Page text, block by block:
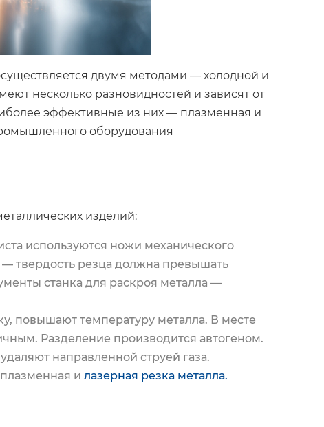
двумя методами — холодной и
несколько разновидностей и зависят от
эффективные из них — плазменная и
оборудования
изделий:
используются ножи механического
твердость резца должна превышать
станка для раскроя металла —
повышают температуру металла. В месте
Разделение производится автогеном.
направленной струей газа.
плазменная и лазерная резка металла.